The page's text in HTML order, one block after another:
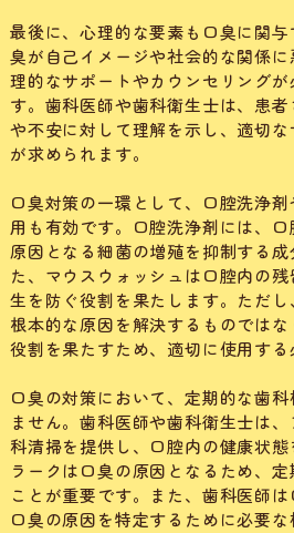
最後に、心理的な要素も口臭に関
臭が自己イメージや社会的な関係
理的なサポートやカウンセリング
す。歯科医師や歯科衛生士は、患
や不安に対して理解を示し、適切
が求められます。
口臭対策の一環として、口腔洗浄
用も有効です。口腔洗浄剤には、
原因となる細菌の増殖を抑制する
た、マウスウォッシュは口腔内の
生を防ぐ役割を果たします。ただ
根本的な原因を解決するものでは
役割を果たすため、適切に使用する
口臭の対策において、定期的な歯
ません。歯科医師や歯科衛生士は
科清掃を提供し、口腔内の健康状
ラークは口臭の原因となるため、
ことが重要です。また、歯科医師は
口臭の原因を特定するために必要な